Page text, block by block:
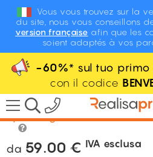
Vous vous trouvez sur la
du site, nous vous conseillons
version française afin que les
soient adaptés à vos
-60%* sul tuo primo
con il codice
/ POS Display /
up alta gamma
da 59.00 € IVA esclusa